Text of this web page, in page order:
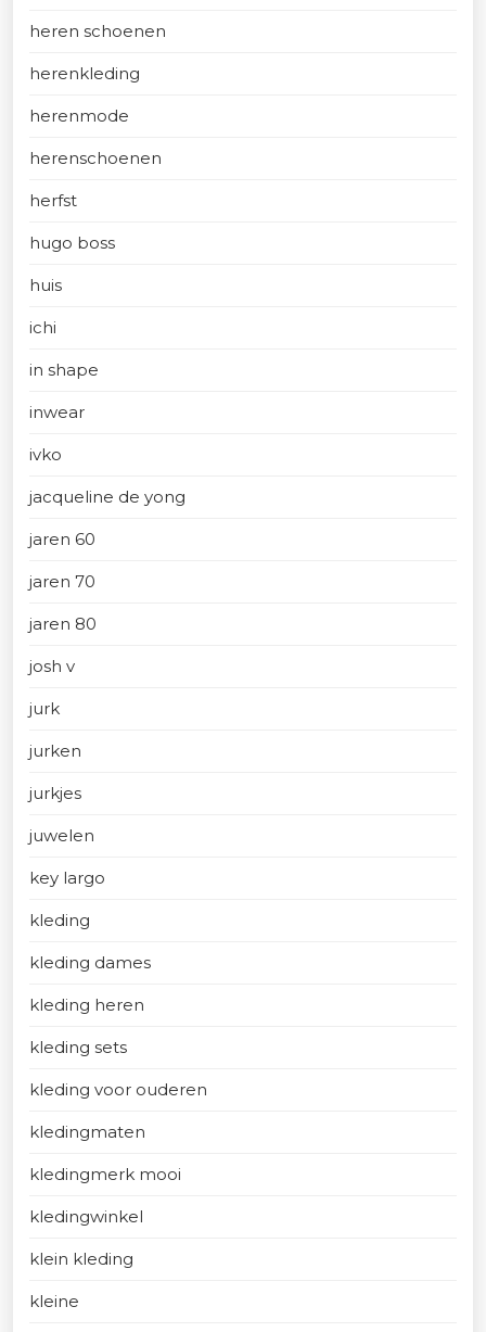
heren schoenen
herenkleding
herenmode
herenschoenen
herfst
hugo boss
huis
ichi
in shape
inwear
ivko
jacqueline de yong
jaren 60
jaren 70
jaren 80
josh v
jurk
jurken
jurkjes
juwelen
key largo
kleding
kleding dames
kleding heren
kleding sets
kleding voor ouderen
kledingmaten
kledingmerk mooi
kledingwinkel
klein kleding
kleine